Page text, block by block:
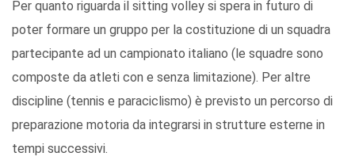
Per quanto riguarda il sitting volley si spera in futuro di
poter formare un gruppo per la costituzione di un squadra
partecipante ad un campionato italiano (le squadre sono
composte da atleti con e senza limitazione). Per altre
discipline (tennis e paraciclismo) è previsto un percorso di
preparazione motoria da integrarsi in strutture esterne in
tempi successivi.